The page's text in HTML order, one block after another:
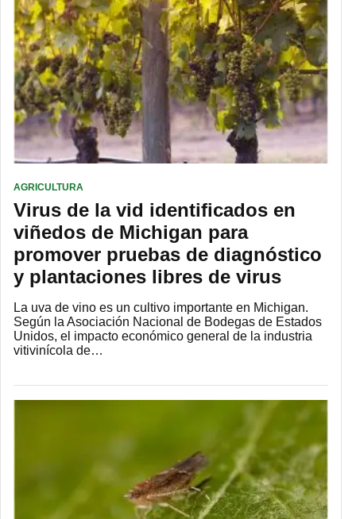
AGRICULTURA
Virus de la vid identificados en
viñedos de Michigan para
promover pruebas de diagnóstico
y plantaciones libres de virus
La uva de vino es un cultivo importante en Michigan.
Según la Asociación Nacional de Bodegas de Estados
Unidos, el impacto económico general de la industria
vitivinícola de…